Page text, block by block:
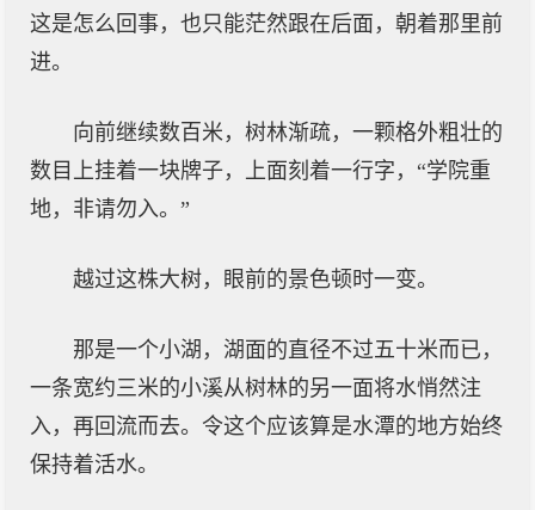
这是怎么回事，也只能茫然跟在后面，朝着那里前
进。
向前继续数百米，树林渐疏，一颗格外粗壮的
数目上挂着一块牌子，上面刻着一行字，“学院重
地，非请勿入。”
越过这株大树，眼前的景色顿时一变。
那是一个小湖，湖面的直径不过五十米而已，
一条宽约三米的小溪从树林的另一面将水悄然注
入，再回流而去。令这个应该算是水潭的地方始终
保持着活水。